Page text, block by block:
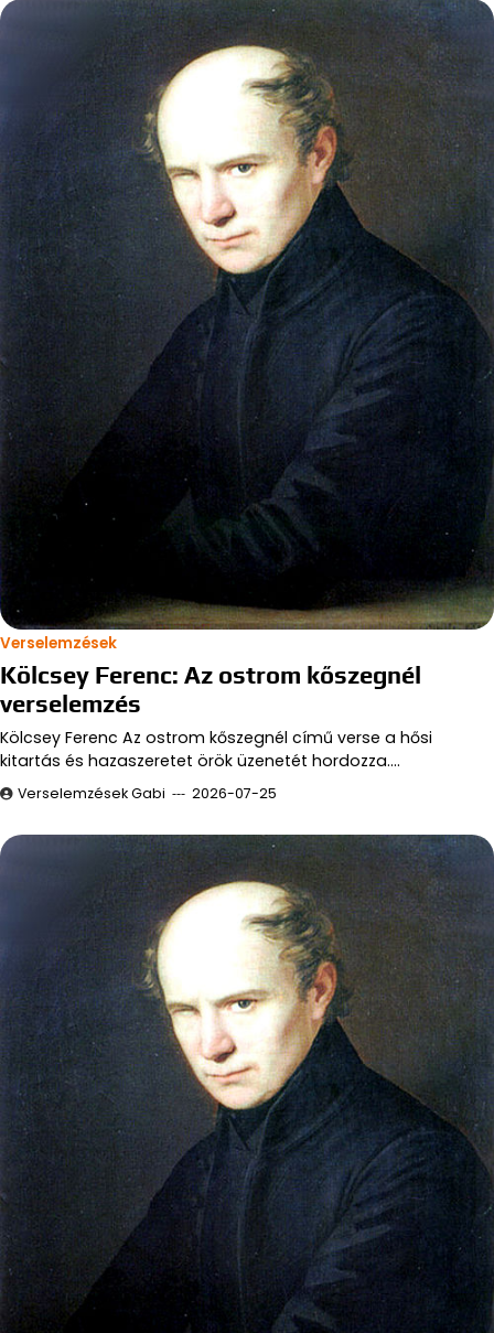
Verselemzések
Kölcsey Ferenc: Az ostrom kőszegnél
verselemzés
Kölcsey Ferenc Az ostrom kőszegnél című verse a hősi
kitartás és hazaszeretet örök üzenetét hordozza.…
Verselemzések Gabi 2026-07-25